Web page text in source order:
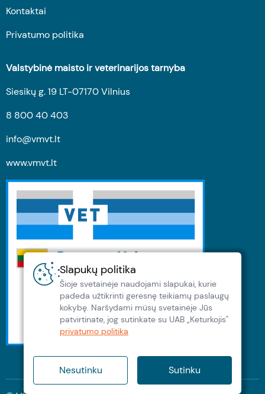
Slapukų politika
Šioje svetainėje naudojami slapukai, kurie
padeda užtikrinti geresnę teikiamų paslaugų
kokybę. Naršydami müsų svetainėje Jūs
patvirtinate, jog sutinkate su UAB „Keturkojis"
privatumo politika
Nesutinku Sutinku
Kontaktai
Privatumo politika
Valstybinė maisto ir veterinarijos tarnyba
Siesikų g. 19 LT-07170 Vilnius
8 800 40 403
info@vmvt.lt
www.vmvt.lt